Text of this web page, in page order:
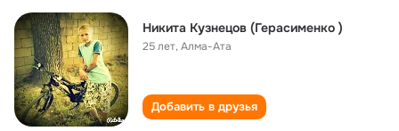
Никита Кузнецов (Герасименко )
25 лет,Алма-Ата
Добавить в друзья